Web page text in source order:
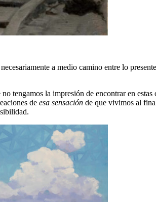
a medio camino entre lo
tengamos la impresión de encontrar en estas
de esa sensación de que vivimos al